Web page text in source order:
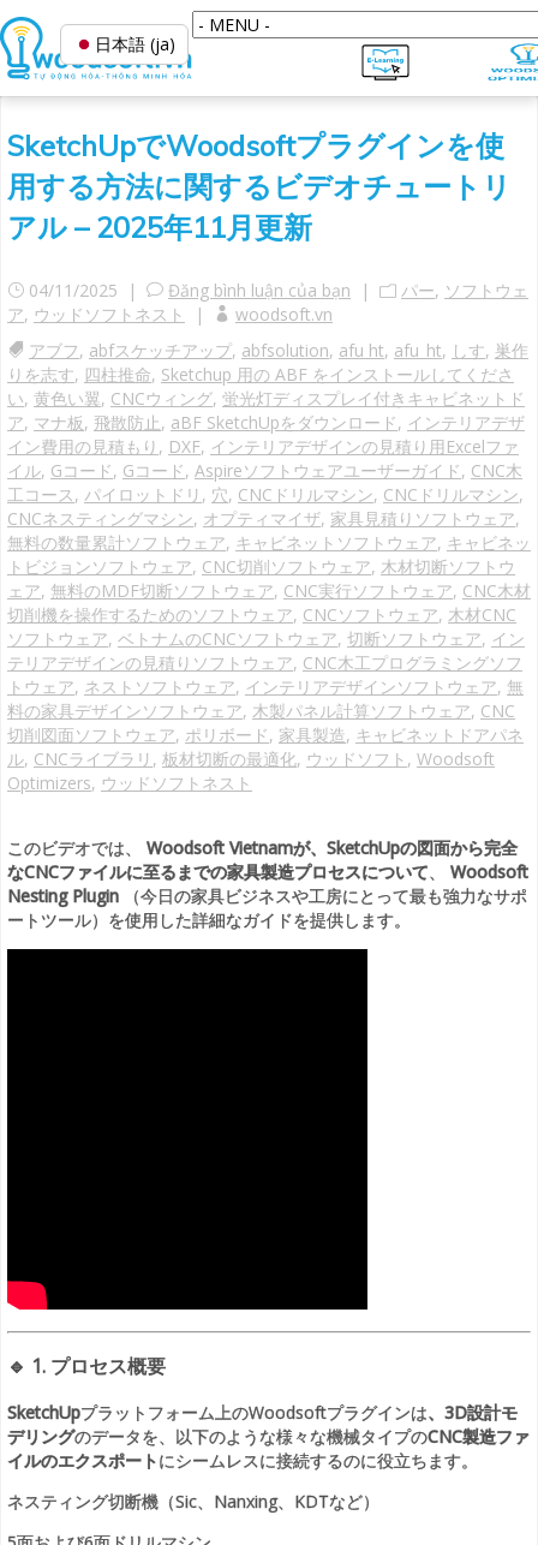
SketchUpでWoodsoftプラグインを使
用する方法に関するビデオチュートリ
アル – 2025年11月更新
04/11/2025 | Đăng bình luận của bạn | パー, ソフトウェ
ア, ウッドソフトネスト |
woodsoft.vn
アブフ, abfスケッチアップ, abfsolution, afu ht, afu_ht, しす, 巣作
りを志す, 四柱推命, Sketchup 用の ABF をインストールしてくださ
い, 黄色い翼, CNCウィング, 蛍光灯ディスプレイ付きキャビネットド
ア, マナ板, 飛散防止, aBF SketchUpをダウンロード, インテリアデザ
イン費用の見積もり , DXF, インテリアデザインの見積り用Excelファ
イル, Gコード, Gコード, Aspireソフトウェアユーザーガイド, CNC木
工コース, パイロットドリ , 穴, CNCドリルマシン, CNCドリルマシン,
CNCネスティングマシン, オプティマイザ, 家具見積りソフトウェア,
無料の数量累計ソフトウェア, キャビネットソフトウェア, キャビネッ
トビジョンソフトウェア, CNC切削ソフトウェア, 木材切断ソフトウ
ェア, 無料のMDF切断ソフトウェア, CNC実行ソフトウェア, CNC木材
切削機を操作するためのソフトウェア, CNCソフトウェア, 木材CNC
ソフトウェア, ベトナムのCNCソフトウェア, 切断ソフトウェア, イン
テリアデザインの見積りソフトウェア, CNC木工プログラミングソフ
トウェア, ネストソフトウェア, インテリアデザインソフトウェア, 無
料の家具デザインソフトウェア, 木製パネル計算ソフトウェア, CNC
切削図面ソフトウェア, ポリボード, 家具製造, キャビネットドアパネ
ル, CNCライブラリ , 板材切断の最適化, ウッドソフト , Woodsoft
Optimizers, ウッドソフトネスト
このビデオでは、 Woodsoft Vietnamが、SketchUpの図面から完全
なCNCファイルに至るまでの家具製造プロセスについて、 Woodsoft
Nesting Plugin （今日の家具ビジネスや工房にとって最も強力なサポ
ートツール）を使用した詳細なガイドを提供します。
🔹 1. プロセス概要
SketchUpプラットフォーム上のWoodsoftプラグインは、3D設計モ
デリングのデータを、以下のような様々な機械タイプのCNC製造ファ
イルのエクスポートにシームレスに接続するのに役立ちます。
ネスティング切断機（Sic、Nanxing、KDTなど）
日本語 (ja)